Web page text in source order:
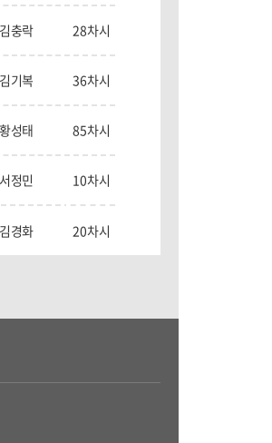
김충락 28차시
김기복 36차시
황성태 85차시
서정민 10차시
김경화 20차시